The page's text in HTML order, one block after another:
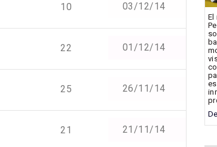
10 03/12/14
22 01/12/14
25 26/11/14
21 21/11/14
El